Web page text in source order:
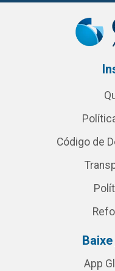
Código de
App